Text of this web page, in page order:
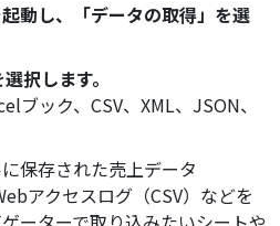
動し、「データの取得」を選
択します。
ブック、CSV、XML、JSON、
保存された売上データ
アクセスログ（CSV）などを